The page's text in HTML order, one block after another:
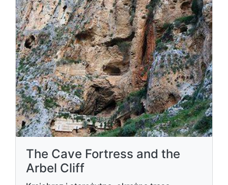
The Cave Fortress and the
Arbel Cliff